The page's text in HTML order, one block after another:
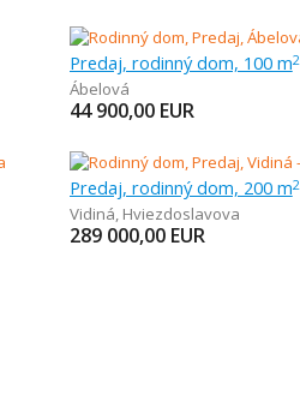
Predaj, rodinný dom, 100 m2
Ábelová
44 900,00 EUR
Predaj, rodinný dom, 200 m2
Vidiná, Hviezdoslavova
289 000,00 EUR